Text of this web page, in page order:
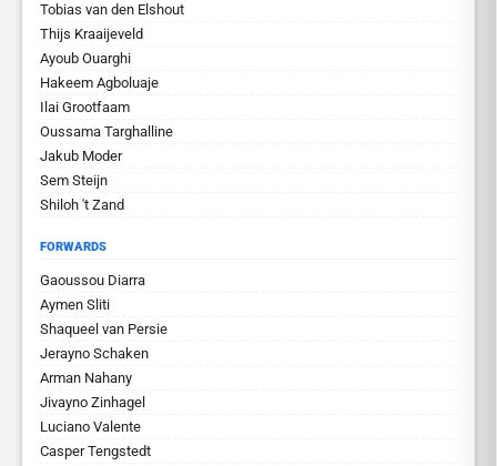
Tobias van den Elshout
Thijs Kraaijeveld
Ayoub Ouarghi
Hakeem Agboluaje
Ilai Grootfaam
Oussama Targhalline
Jakub Moder
Sem Steijn
Shiloh 't Zand
FORWARDS
Gaoussou Diarra
Aymen Sliti
Shaqueel van Persie
Jerayno Schaken
Arman Nahany
Jivayno Zinhagel
Luciano Valente
Casper Tengstedt